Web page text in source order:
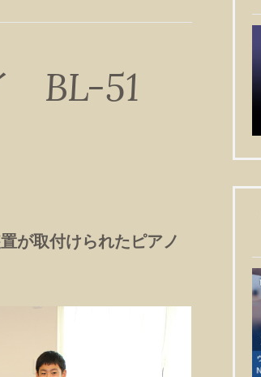
BL-51
が取付けられたピアノ